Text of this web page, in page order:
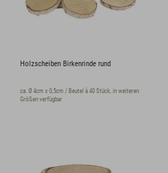
Holzscheiben Birkenrinde rund
ca. Ø 4cm x 0,5cm / Beutel à 40 Stück, in weiteren
Größen verfügbar